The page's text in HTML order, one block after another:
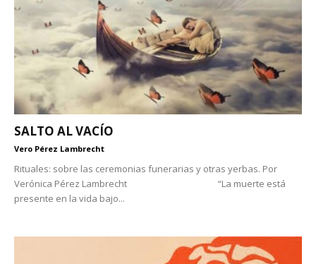
SALTO AL VACÍO
Vero Pérez Lambrecht
Rituales: sobre las ceremonias funerarias y otras yerbas. Por
Verónica Pérez Lambrecht “La muerte está
presente en la vida bajo...